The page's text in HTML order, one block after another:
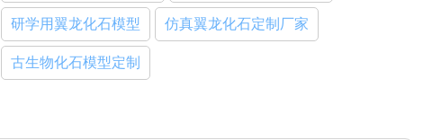
研学用翼龙化石模型 仿真翼龙化石定制厂家
古生物化石模型定制